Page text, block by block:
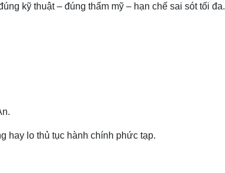
kỹ thuật – đúng thẩm mỹ – hạn chế sai sót tối đa.
hay lo thủ tục hành chính phức tạp.